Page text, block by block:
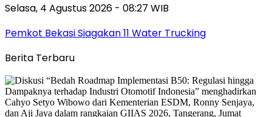
Selasa, 4 Agustus 2026 - 08:27 WIB
Pemkot Bekasi Siagakan 11 Water Trucking
Berita Terbaru